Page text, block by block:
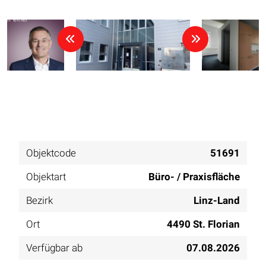
Objektcode
51691
Objektart
Büro- / Praxisfläche
Bezirk
Linz-Land
Ort
4490 St. Florian
Verfügbar ab
07.08.2026